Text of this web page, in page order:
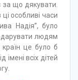
за що дякувати.
особливі часи
Надія”, було
людям
країн це було б
всіх дітей